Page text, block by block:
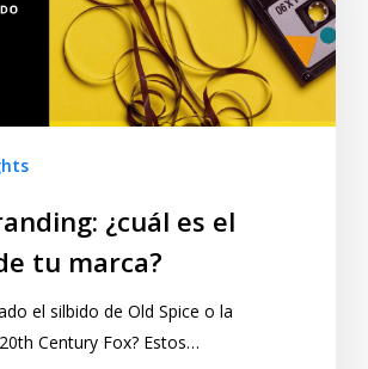
¿cuál es el
tu marca?
el silbido de Old Spice o la
Century Fox? Estos…